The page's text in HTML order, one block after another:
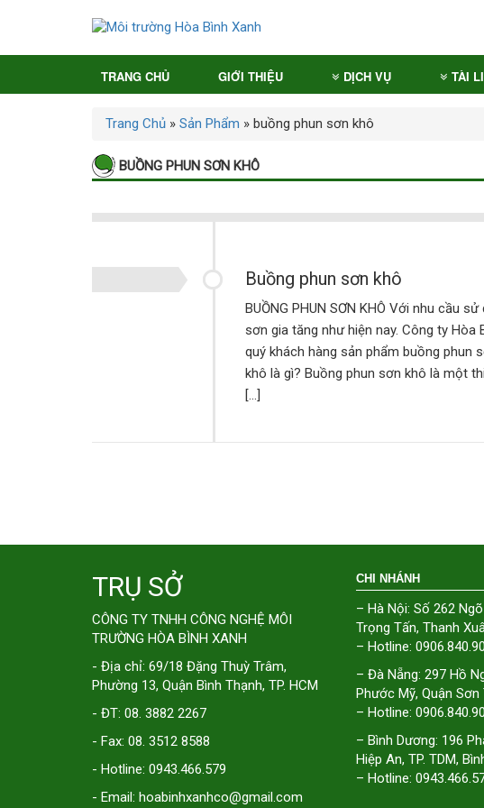
TRANG CHỦ GIỚI THIỆU DỊCH VỤ TÀI
Trang Chủ » Sản Phẩm » buồng phun sơn khô
BUỒNG PHUN SƠN KHÔ
Buồng phun sơn khô
BUỒNG PHUN SƠN KHÔ Với nhu cầu
sơn gia tăng như hiện nay. Công ty Hòa
quý khách hàng sản phẩm buồng phun
khô là gì? Buồng phun sơn khô là một
[…]
TRỤ SỞ
CÔNG TY TNHH CÔNG NGHỆ MÔI
TRƯỜNG HÒA BÌNH XANH
- Địa chỉ: 69/18 Đặng Thuỳ Trâm,
Phường 13, Quận Bình Thạnh, TP. HCM
- ĐT: 08. 3882 2267
- Fax: 08. 3512 8588
- Hotline: 0943.466.579
- Email: hoabinhxanhco@gmail.com
CHI NHÁNH
– Hà Nội: Số 262
Trọng Tấn, Thanh
– Hotline:
– Đà Nẵng: 297 Hồ
Phước Mỹ, Quận Sơn
– Hotline:
– Bình Dương: 196
Hiệp An, TP. TDM,
– Hotline: